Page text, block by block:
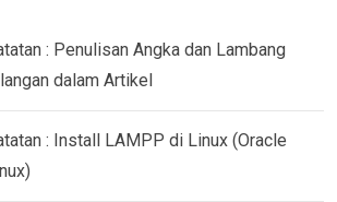
: Penulisan Angka dan Lambang
dalam Artikel
: Install LAMPP di Linux (Oracle